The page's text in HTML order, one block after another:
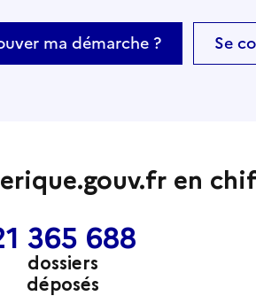
ma démarche ? Se
en
dossiers
déposés
365 688